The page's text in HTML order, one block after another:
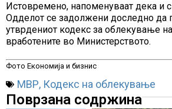
Истовремено, напоменуваат дека и
Одделот се задолжени доследно да
утврдениот кодекс за облекување
вработените во Министерството.
Фото Економија и бизнис
МВР, Кодекс на облекување
Поврзана содржина